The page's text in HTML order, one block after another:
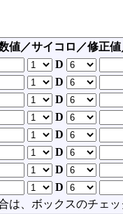
値／サイコロ／修正
D
D
D
D
D
D
D
D
は、ボックスのチェッ